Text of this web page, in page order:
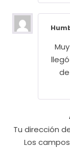
Tu dirección
Los